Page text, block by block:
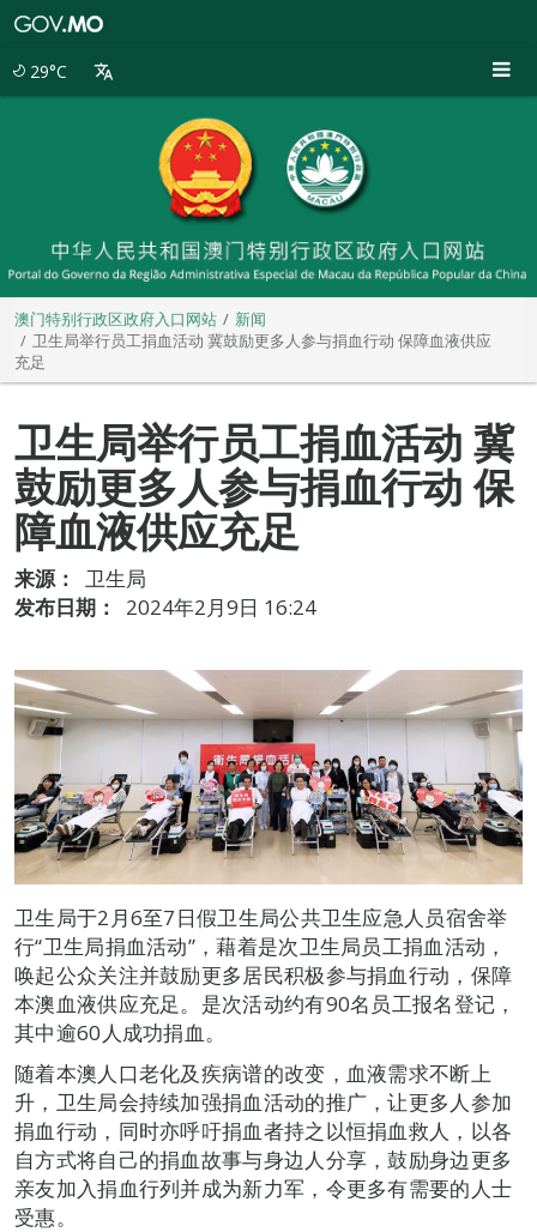
29°C
澳门特别行政区政府入口网站
新闻
卫生局举行员工捐血活动 冀鼓励更多人参与捐血行动 保障血液供应
充足
卫生局举行员工捐血活动 冀
鼓励更多人参与捐血行动 保
障血液供应充足
来源：
卫生局
发布日期：
2024年2月9日 16:24
卫生局于2月6至7日假卫生局公共卫生应急人员宿舍举
行“卫生局捐血活动”，藉着是次卫生局员工捐血活动，
唤起公众关注并鼓励更多居民积极参与捐血行动，保障
本澳血液供应充足。是次活动约有90名员工报名登记，
其中逾60人成功捐血。
随着本澳人口老化及疾病谱的改变，血液需求不断上
升，卫生局会持续加强捐血活动的推广，让更多人参加
捐血行动，同时亦呼吁捐血者持之以恒捐血救人，以各
自方式将自己的捐血故事与身边人分享，鼓励身边更多
亲友加入捐血行列并成为新力军，令更多有需要的人士
受惠。